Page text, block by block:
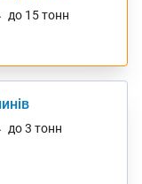
до 15 тонн
до 3 тонн